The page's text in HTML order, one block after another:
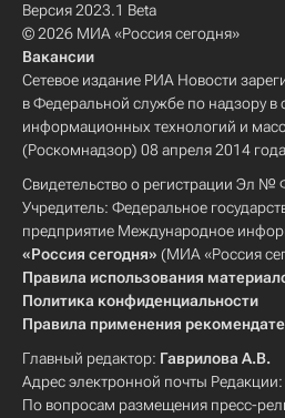
Версия 2023.1 Beta
© 2026 МИА «Россия сегодня»
Вакансии
Сетевое издание РИА Новости
в Федеральной службе по надзору в
информационных технологий и
(Роскомнадзор) 08 апреля 2014
Свидетельство о регистрации Эл
Учредитель: Федеральное
предприятие Международное
«Россия сегодня» (МИА «Россия
Правила использования
Политика конфиденциальности
Правила применения
Главный редактор: Гаврилова А.В.
Адрес электронной почты Редакции:
По вопросам размещения пресс-